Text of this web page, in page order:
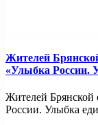
Жителей
«Улыбка России.
Жителей Брянской
России. Улыбка